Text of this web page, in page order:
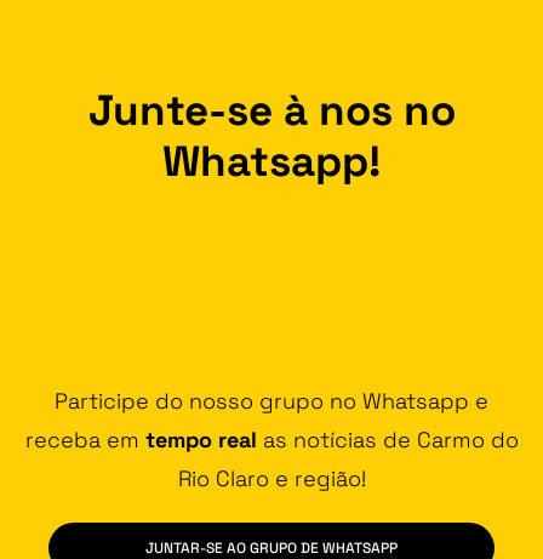
Junte-se à nos no
Whatsapp!
Participe do nosso grupo no Whatsapp e
receba em tempo real as notícias de Carmo do
Rio Claro e região!
JUNTAR-SE AO GRUPO DE WHATSAPP